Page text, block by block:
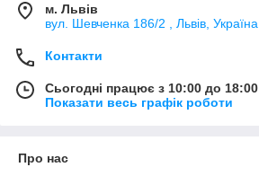
м. Львів
вул. Шевченка 186/2 , Львів, Україна
Контакти
Сьогодні працює з 10:00 до 18:00
Показати весь графік роботи
Про нас